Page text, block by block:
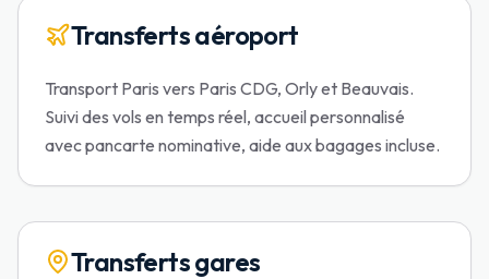
Transferts aéroport
Transport Paris vers Paris CDG, Orly et Beauvais.
Suivi des vols en temps réel, accueil personnalisé
avec pancarte nominative, aide aux bagages incluse.
Transferts gares